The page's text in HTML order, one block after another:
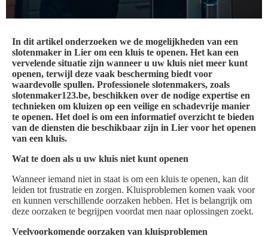
In dit artikel onderzoeken we de mogelijkheden van een
slotenmaker in Lier om een kluis te openen. Het kan een
vervelende situatie zijn wanneer u uw kluis niet meer kunt
openen, terwijl deze vaak bescherming biedt voor
waardevolle spullen. Professionele slotenmakers, zoals
slotenmaker123.be, beschikken over de nodige expertise en
technieken om kluizen op een veilige en schadevrije manier
te openen. Het doel is om een informatief overzicht te bieden
van de diensten die beschikbaar zijn in Lier voor het openen
van een kluis.
Wat te doen als u uw kluis niet kunt openen
Wanneer iemand niet in staat is om een kluis te openen, kan dit
leiden tot frustratie en zorgen. Kluisproblemen komen vaak voor
en kunnen verschillende oorzaken hebben. Het is belangrijk om
deze oorzaken te begrijpen voordat men naar oplossingen zoekt.
Veelvoorkomende oorzaken van kluisproblemen